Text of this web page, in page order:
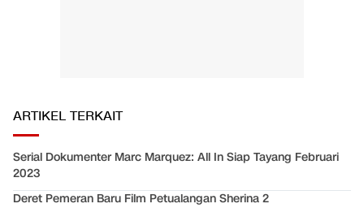
ARTIKEL TERKAIT
Serial Dokumenter Marc Marquez: All In Siap Tayang Februari
2023
Deret Pemeran Baru Film Petualangan Sherina 2